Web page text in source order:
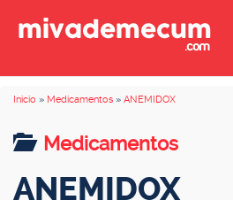
Inicio » Medicamentos » ANEMIDOX
Medicamentos
ANEMIDOX